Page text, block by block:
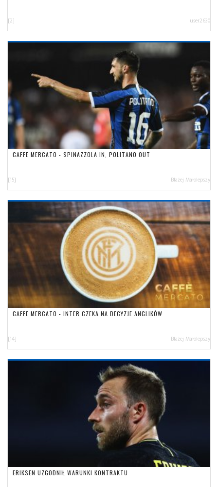
[2] user2630
CAFFE MERCATO - SPINAZZOLA IN, POLITANO OUT
[15] Błażej Małolepszy
CAFFE MERCATO - INTER CZEKA NA DECYZJE ANGLIKÓW
[14] Błażej Małolepszy
ERIKSEN UZGODNIŁ WARUNKI KONTRAKTU